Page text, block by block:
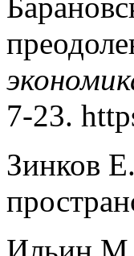
7-23.
Зинков